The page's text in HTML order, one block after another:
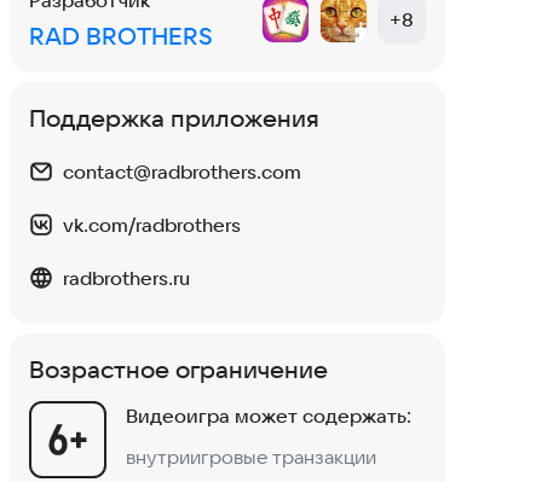
Елена 17 мар 2026
Рекламы не просто много - только реклама
и есть. Авто. ру невозможно
проигнорировать, 10 минут и ничего не
Нравится:
0
Не нравится:
0 0
RAD BROTHERS
+8
Поддержка приложения
contact@radbrothers.com
vk.com/radbrothers
radbrothers.ru
Возрастное ограничение
Видеоигра может содержать:
внутриигровые транзакции